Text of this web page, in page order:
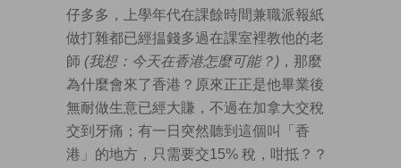
仔多多，上學年代在課餘時間兼職派報紙
做打雜都已經揾錢多過在課室裡教他的老
師 (我想：今天在香港怎麼可能？) ，那麼
為什麼會來了香港？原來正正是他畢業後
無耐做生意已經大賺，不過在加拿大交稅
交到牙痛；有一日突然聽到這個叫「香
港」的地方，只需要交15% 稅，咁抵？？